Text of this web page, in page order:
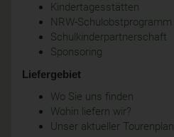
Kindertagesstätten
NRW-Schulobstprogramm
Schulkinderpartnerschaft
Sponsoring
Liefergebiet
Wo Sie uns finden
Wohin liefern wir?
Unser aktueller Tourenplan